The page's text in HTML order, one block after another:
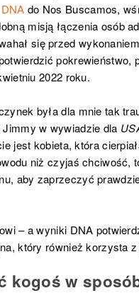
do Nos Buscamos,
misją łączenia osób
się przed
pokrewieństwo,
2022 roku.
była dla mnie tak
Jimmy w wywiadzie dla
jest kobieta, która
niż czyjaś chciwość,
aby zaprzeczyć
– a wyniki DNA
który również korzysta
kogoś w